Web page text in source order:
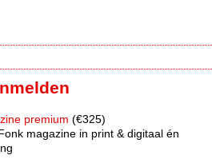
premium (€325)
magazine in print & digitaal én